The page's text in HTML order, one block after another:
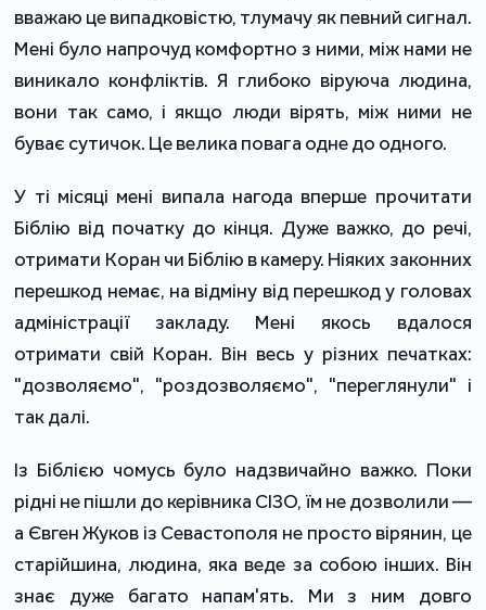
вважаю це випадковістю, тлумачу як певний сигнал.
Мені було напрочуд комфортно з ними, між нами не
виникало конфліктів. Я глибоко віруюча людина,
вони так само, і якщо люди вірять, між ними не
буває сутичок. Це велика повага одне до одного.
У ті місяці мені випала нагода вперше прочитати
Біблію від початку до кінця. Дуже важко, до речі,
отримати Коран чи Біблію в камеру. Ніяких законних
перешкод немає, на відміну від перешкод у головах
адміністрації закладу. Мені якось вдалося
отримати свій Коран. Він весь у різних печатках:
"дозволяємо", "роздозволяємо", "переглянули" і
так далі.
Із Біблією чомусь було надзвичайно важко. Поки
рідні не пішли до керівника СІЗО, їм не дозволили —
а Євген Жуков із Севастополя не просто вірянин, це
старійшина, людина, яка веде за собою інших. Він
знає дуже багато напам'ять. Ми з ним довго